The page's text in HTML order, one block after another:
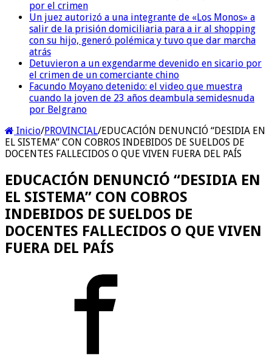
por el crimen
Un juez autorizó a una integrante de «Los Monos» a
salir de la prisión domiciliaria para a ir al shopping
con su hijo, generó polémica y tuvo que dar marcha
atrás
Detuvieron a un exgendarme devenido en sicario por
el crimen de un comerciante chino
Facundo Moyano detenido: el video que muestra
cuando la joven de 23 años deambula semidesnuda
por Belgrano
Inicio/PROVINCIAL/EDUCACIÓN DENUNCIÓ “DESIDIA EN
EL SISTEMA” CON COBROS INDEBIDOS DE SUELDOS DE
DOCENTES FALLECIDOS O QUE VIVEN FUERA DEL PAÍS
EDUCACIÓN DENUNCIÓ “DESIDIA EN
EL SISTEMA” CON COBROS
INDEBIDOS DE SUELDOS DE
DOCENTES FALLECIDOS O QUE VIVEN
FUERA DEL PAÍS